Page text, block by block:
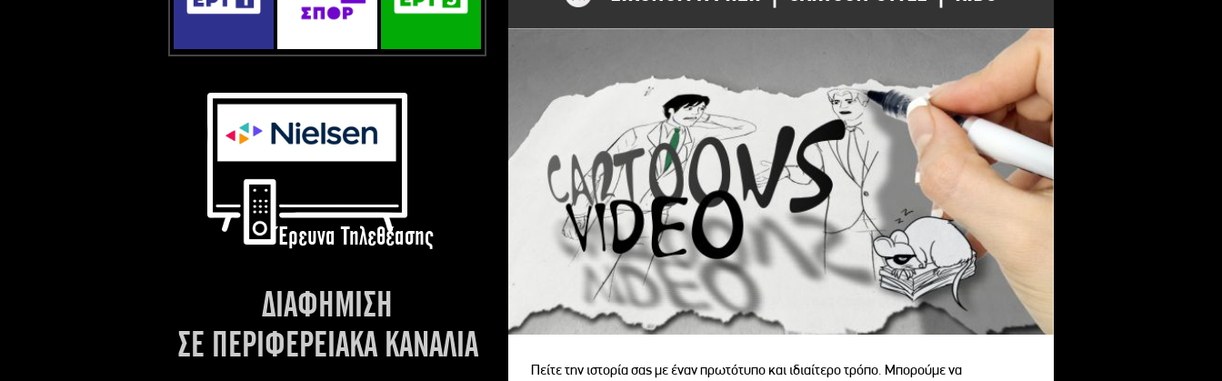
Έρευνα Τηλεθέασης
ΔΙΑΦΗΜΙΣΗ
ΣΕ ΠΕΡΙΦΕΡΕΙΑΚΑ ΚΑΝΑΛΙΑ
Πείτε την ιστορία σας με έναν πρωτότυπο και ιδιαίτερο τρόπο. Μπορούμε να